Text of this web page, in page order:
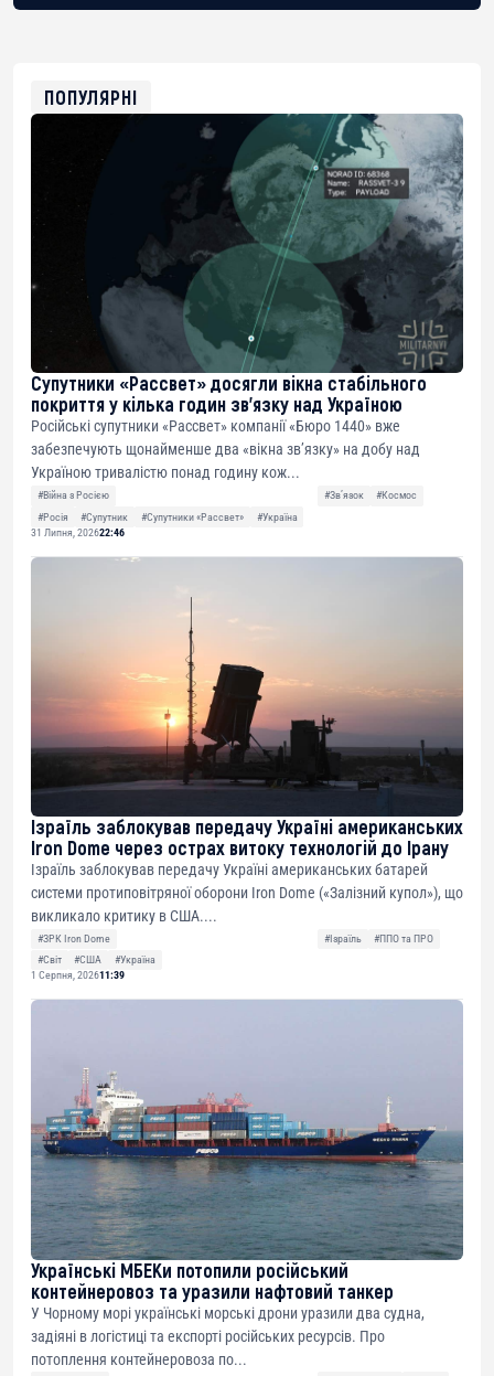
0xfD02863D3289416fcF50975c9DFda13623f97758
ПОПУЛЯРНІ
Супутники «Рассвет» досягли вікна стабільного
покриття у кілька годин зв’язку над Україною
Російські супутники «Рассвет» компанії «Бюро 1440» вже
забезпечують щонайменше два «вікна зв’язку» на добу над
Україною тривалістю понад годину кож...
#Війна з Росією #Звʼязок
#Космос
#Росія
#Супутник #Супутники «Рассвет»
#Україна
31 Липня, 202622:46
Ізраїль заблокував передачу Україні американських
Iron Dome через острах витоку технологій до Ірану
Ізраїль заблокував передачу Україні американських батарей
системи протиповітряної оборони Iron Dome («Залізний купол»), що
викликало критику в США....
#ЗРК Iron Dome #Ізраїль
#ППО та ПРО
#Світ
#США
#Україна
1 Серпня, 202611:39
Українські МБЕКи потопили російський
контейнеровоз та уразили нафтовий танкер
У Чорному морі українські морські дрони уразили два судна,
задіяні в логістиці та експорті російських ресурсів. Про
потоплення контейнеровоза по...